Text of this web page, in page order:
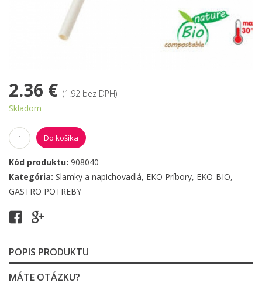
2.36 € (1.92 bez DPH)
Skladom
Do košíka
Kód produktu: 908040
Kategória: Slamky a napichovadlá, EKO Príbory, EKO-BIO,
GASTRO POTREBY
POPIS PRODUKTU
MÁTE OTÁZKU?